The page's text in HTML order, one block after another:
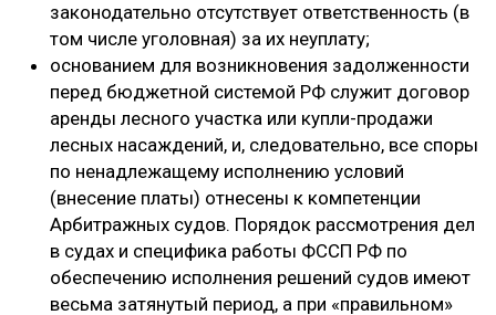
законодательно отсутствует ответственность (в
том числе уголовная) за их неуплату;
основанием для возникновения задолженности
перед бюджетной системой РФ служит договор
аренды лесного участка или купли-продажи
лесных насаждений, и, следовательно, все споры
по ненадлежащему исполнению условий
(внесение платы) отнесены к компетенции
Арбитражных судов. Порядок рассмотрения дел
в судах и специфика работы ФССП РФ по
обеспечению исполнения решений судов имеют
весьма затянутый период, а при «правильном»